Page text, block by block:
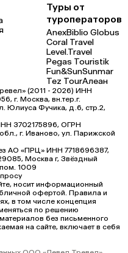
Туры от
туроператоров
AnexBiblio Globus
Coral Travel
Level.Travel
Pegas Touristik
Fun&SunSunmar
Tez TourАлеан
(2011 - 2026) ИНН
г. Москва, вн.тер.г.
Юлиуса Фучика, д.6, стр.2,
3702175896, ОГРН
г. Иваново, ул. Парижской
АО «ПРЦ» ИНН 7718696387,
Москва г, Звёздный
1009
носит информационный
офертой. Правила и
в том числе концепция
по решению
без письменного
на сайте, включает в себя